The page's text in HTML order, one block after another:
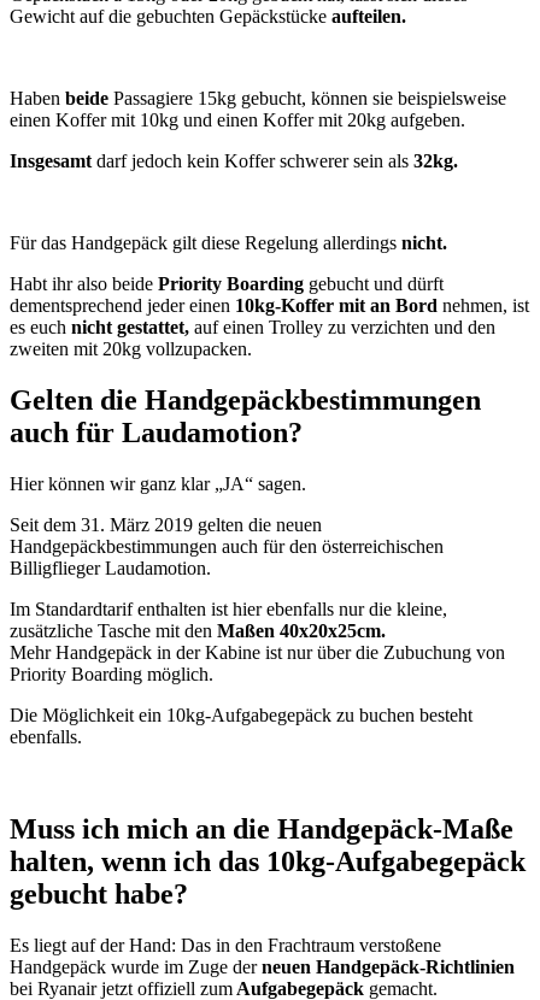
Gewicht auf die gebuchten Gepäckstücke aufteilen.
Haben beide Passagiere 15kg gebucht, können sie beispielsweise
einen Koffer mit 10kg und einen Koffer mit 20kg aufgeben.
Insgesamt darf jedoch kein Koffer schwerer sein als 32kg.
Für das Handgepäck gilt diese Regelung allerdings nicht.
Habt ihr also beide Priority Boarding gebucht und dürft
dementsprechend jeder einen 10kg-Koffer mit an Bord nehmen, ist
es euch nicht gestattet, auf einen Trolley zu verzichten und den
zweiten mit 20kg vollzupacken.
Gelten die Handgepäckbestimmungen
auch für Laudamotion?
Hier können wir ganz klar „JA“ sagen.
Seit dem 31. März 2019 gelten die neuen
Handgepäckbestimmungen auch für den österreichischen
Billigflieger Laudamotion.
Im Standardtarif enthalten ist hier ebenfalls nur die kleine,
zusätzliche Tasche mit den Maßen 40x20x25cm.
Mehr Handgepäck in der Kabine ist nur über die Zubuchung von
Priority Boarding möglich.
Die Möglichkeit ein 10kg-Aufgabegepäck zu buchen besteht
ebenfalls.
Muss ich mich an die Handgepäck-Maße
halten, wenn ich das 10kg-Aufgabegepäck
gebucht habe?
Es liegt auf der Hand: Das in den Frachtraum verstoßene
Handgepäck wurde im Zuge derneuen Handgepäck-Richtlinien
bei Ryanair jetzt offiziell zum Aufgabegepäck gemacht.